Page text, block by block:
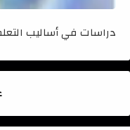
دراسات في أساليب